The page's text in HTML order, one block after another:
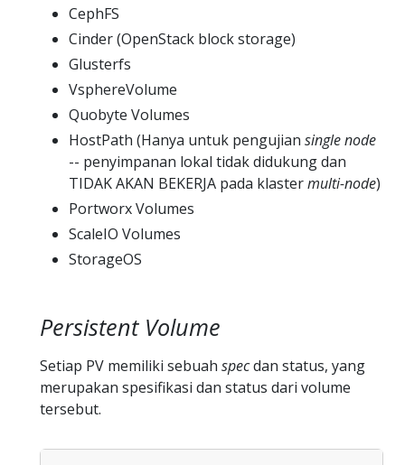
CephFS
Cinder (OpenStack block storage)
Glusterfs
VsphereVolume
Quobyte Volumes
HostPath (Hanya untuk pengujian single node
-- penyimpanan lokal tidak didukung dan
TIDAK AKAN BEKERJA pada klastermulti-node)
Portworx Volumes
ScaleIO Volumes
StorageOS
Persistent Volume
Setiap PV memiliki sebuah specdan status, yang
merupakan spesifikasi dan status dari volume
tersebut.